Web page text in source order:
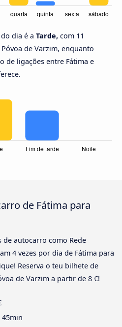
dia é a Tarde, com 11
de Varzim, enquanto
de ligações entre Fátima e
de Fátima para
de autocarro como Rede
4 vezes por dia de Fátima para
Reserva o teu bilhete de
de Varzim a partir de 8 €!
45min